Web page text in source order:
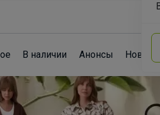
В наличии Анонсы Новости